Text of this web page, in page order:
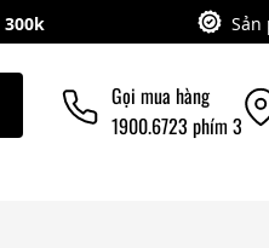
300k Sản
Gọi mua hàng
1900.6723 phím 3